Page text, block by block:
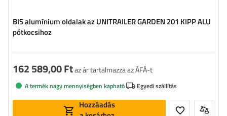
BIS alumínium oldalak az UNITRAILER GARDEN 201 KIPP ALU
pótkocsihoz
162 589,00 Ftaz ár tartalmazza az ÁFÁ-t
A termék nagy mennyiségben kapható Egyedi szállítás
Hozzáadás